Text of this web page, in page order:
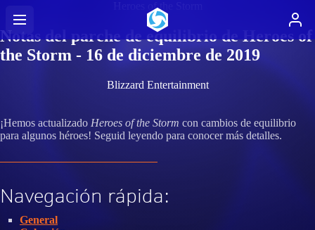
Heroes of the Storm
Notas del parche de equilibrio de Heroes of
the Storm - 16 de diciembre de 2019
Blizzard Entertainment
¡Hemos actualizado Heroes of the Storm con cambios de equilibrio
para algunos héroes! Seguid leyendo para conocer más detalles.
Navegación rápida:
General